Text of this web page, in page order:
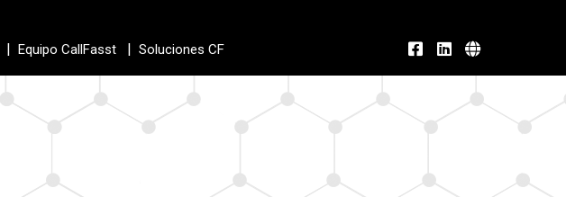
| Equipo CallFasst | Soluciones CF